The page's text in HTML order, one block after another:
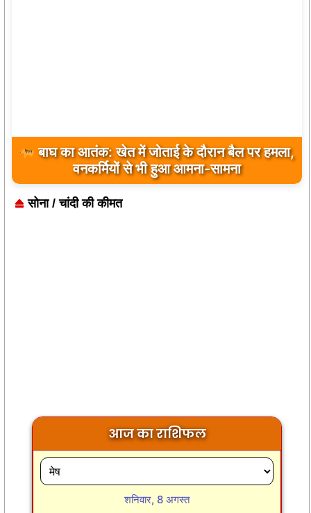
विश्व आदिवासी दिवस 2026 : ग्राम पंचायत जवाली में
प्रथम वर्ष भव्य आयोजन, समाज ने किया अधिक से अधिक
सहभागिता का आह्वान
सोना / चांदी की कीमत
आज का राशिफल
शनिवार, 8 अगस्त